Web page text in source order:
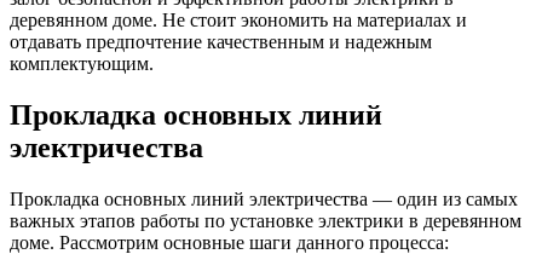
деревянном доме. Не стоит экономить на материалах и
отдавать предпочтение качественным и надежным
комплектующим.
Прокладка основных линий
электричества
Прокладка основных линий электричества — один из самых
важных этапов работы по установке электрики в деревянном
доме. Рассмотрим основные шаги данного процесса: